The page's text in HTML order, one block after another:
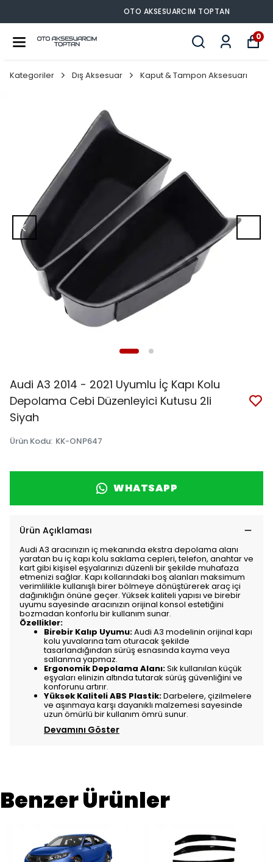
OTO AKSESUARCIM TOPTAN
0
Kategoriler Dış Aksesuar Kaput & Tampon Aksesuarı
Audi A3 2014 - 2021 Uyumlu İç Kapı Kolu
Depolama Cebi Düzenleyici Kutusu 2li
Siyah
Ürün Kodu: KK-ONP647
WHATSAPP
Ürün Açıklaması
Audi A3 aracınızın iç mekanında ekstra depolama alanı
yaratan bu iç kapı kolu saklama cepleri, telefon, anahtar ve
kart gibi kişisel eşyalarınızı düzenli bir şekilde muhafaza
etmenizi sağlar. Kapı kollarındaki boş alanları maksimum
verimlilikle kullanışlı birer bölmeye dönüştürerek araç içi
dağınıklığın önüne geçer. Yüksek kaliteli yapısı ve birebir
uyumu sayesinde aracınızın orijinal konsol estetiğini
bozmadan konforlu bir kullanım sunar.
Özellikler:
Birebir Kalıp Uyumu:Audi A3 modelinin orijinal kapı
kolu yuvalarına tam oturacak şekilde
tasarlandığından sürüş esnasında kayma veya
sallanma yapmaz.
Ergonomik Depolama Alanı:Sık kullanılan küçük
eşyaları elinizin altında tutarak sürüş güvenliğini ve
konforunu artırır.
Yüksek Kaliteli ABS Plastik:Darbelere, çizilmelere
ve aşınmaya karşı dayanıklı malzemesi sayesinde
uzun ömürlü bir kullanım ömrü sunur.
Devamını Göster
Benzer Ürünler